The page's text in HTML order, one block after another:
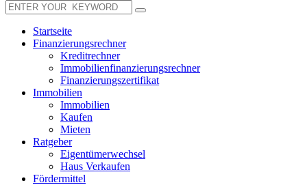
Startseite
Finanzierungsrechner
Kreditrechner
Immobilienfinanzierungsrechner
Finanzierungszertifikat
Immobilien
Immobilien
Kaufen
Mieten
Ratgeber
Eigentümerwechsel
Haus Verkaufen
Fördermittel